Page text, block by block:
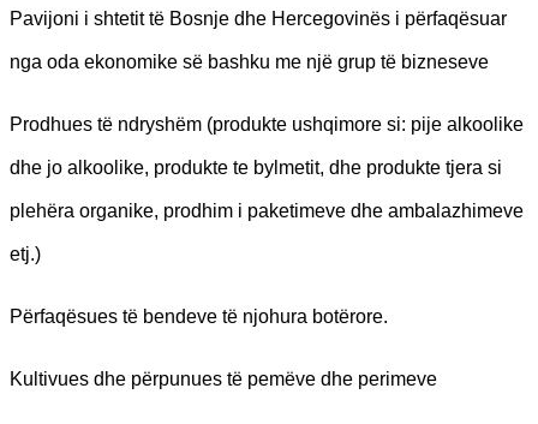
Pavijoni i shtetit të Bosnje dhe Hercegovinës i përfaqësuar
nga oda ekonomike së bashku me një grup të bizneseve
Prodhues të ndryshëm (produkte ushqimore si: pije alkoolike
dhe jo alkoolike, produkte te bylmetit, dhe produkte tjera si
plehëra organike, prodhim i paketimeve dhe ambalazhimeve
etj.)
Përfaqësues të bendeve të njohura botërore.
Kultivues dhe përpunues të pemëve dhe perimeve